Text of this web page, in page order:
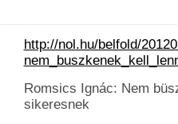
http://nol.hu/belfold/
Romsics Ignác: Nem
sikeresnek